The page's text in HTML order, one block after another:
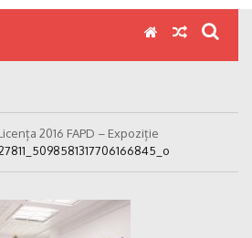
2016 FAPD – Expoziție